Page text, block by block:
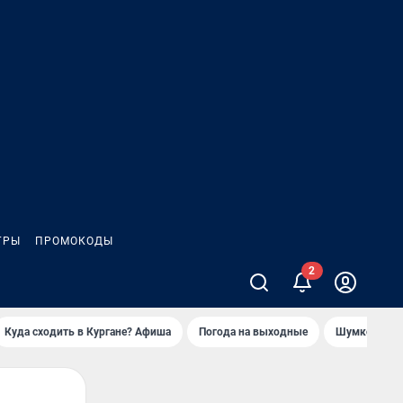
ПРОМОКОДЫ
Куда сходить в Кургане? Афиша Погода на выходные Шумков в